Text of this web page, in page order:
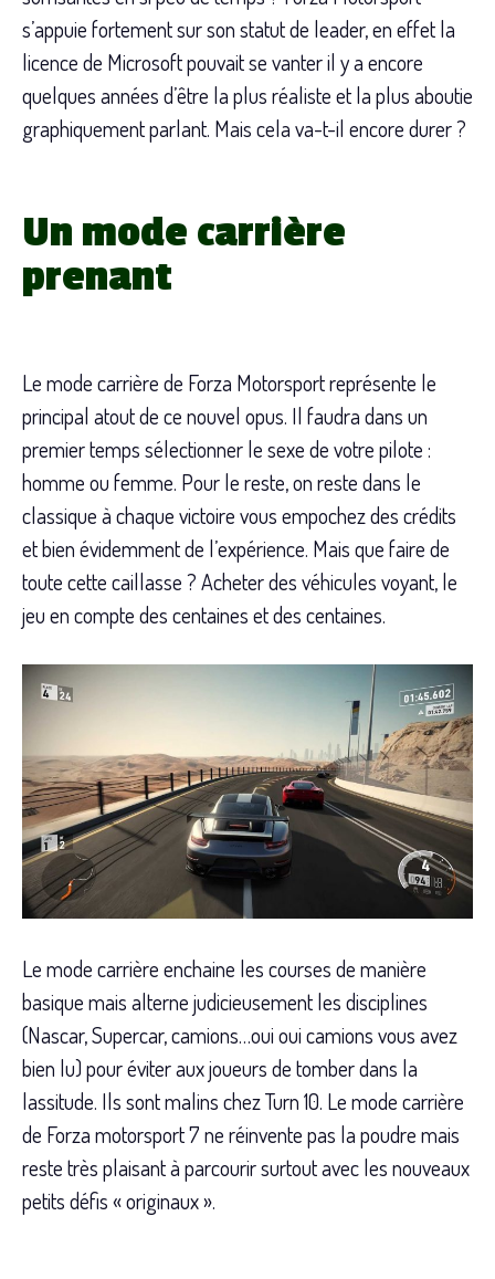
s’appuie fortement sur son statut de leader, en effet la
licence de Microsoft pouvait se vanter il y a encore
quelques années d’être la plus réaliste et la plus aboutie
graphiquement parlant. Mais cela va-t-il encore durer ?
Un mode carrière
prenant
Le mode carrière de Forza Motorsport représente le
principal atout de ce nouvel opus. Il faudra dans un
premier temps sélectionner le sexe de votre pilote :
homme ou femme. Pour le reste, on reste dans le
classique à chaque victoire vous empochez des crédits
et bien évidemment de l’expérience. Mais que faire de
toute cette caillasse ? Acheter des véhicules voyant, le
jeu en compte des centaines et des centaines.
Le mode carrière enchaine les courses de manière
basique mais alterne judicieusement les disciplines
(Nascar, Supercar, camions…oui oui camions vous avez
bien lu) pour éviter aux joueurs de tomber dans la
lassitude. Ils sont malins chez Turn 10. Le mode carrière
de Forza motorsport 7 ne réinvente pas la poudre mais
reste très plaisant à parcourir surtout avec les nouveaux
petits défis « originaux ».